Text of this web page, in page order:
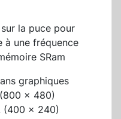
la puce pour
à une fréquence
SRam
graphiques
× 480)
(400 × 240)